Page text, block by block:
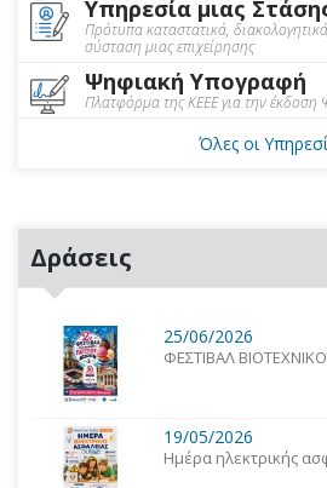
Υπηρεσία μιας
Πρότυπα καταστατικά,
σύσταση μιας επιχείρησης
Ψηφιακή Υπογραφή
Πλατφόρμα της ΚΕΕΕ για την
Όλες οι
Δράσεις
25/06/2026
ΦΕΣΤΙΒΑΛ
19/05/2026
Ημέρα ηλεκτρικής